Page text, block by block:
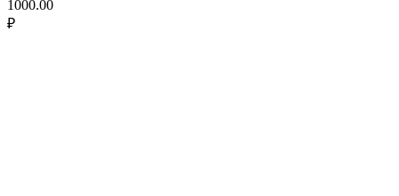
1000.00
₽